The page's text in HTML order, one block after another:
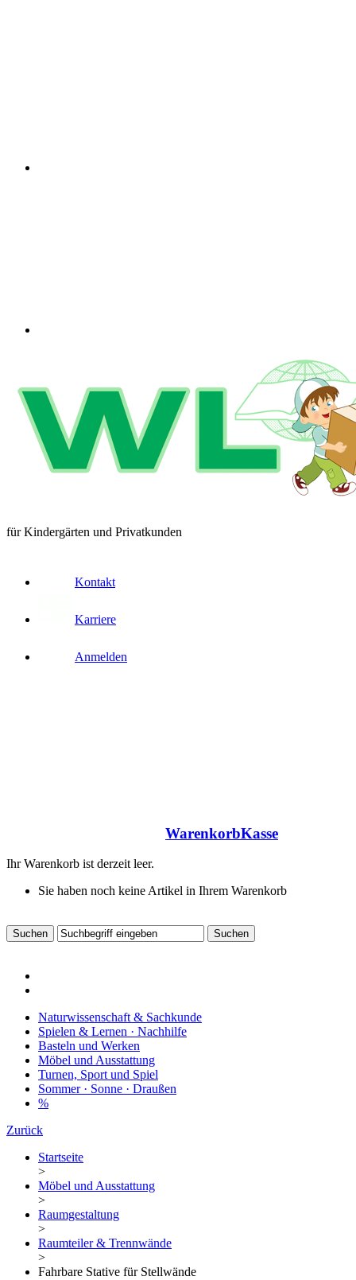
für Kindergärten und Privatkunden
Kontakt
Karriere
Anmelden
WarenkorbKasse
Ihr Warenkorb ist derzeit leer.
Sie haben noch keine Artikel in Ihrem Warenkorb
Naturwissenschaft & Sachkunde
Spielen & Lernen · Nachhilfe
Basteln und Werken
Möbel und Ausstattung
Turnen, Sport und Spiel
Sommer · Sonne · Draußen
%
Zurück
Startseite
>
Möbel und Ausstattung
>
Raumgestaltung
>
Raumteiler & Trennwände
>
Fahrbare Stative für Stellwände